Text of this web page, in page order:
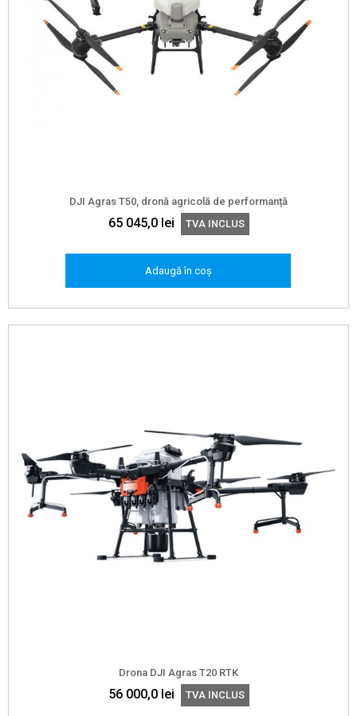
DJI Agras T50, dronă agricolă de performanță
65 045,0 lei TVA INCLUS
Adaugă în coș
Drona DJI Agras T20 RTK
56 000,0 lei TVA INCLUS